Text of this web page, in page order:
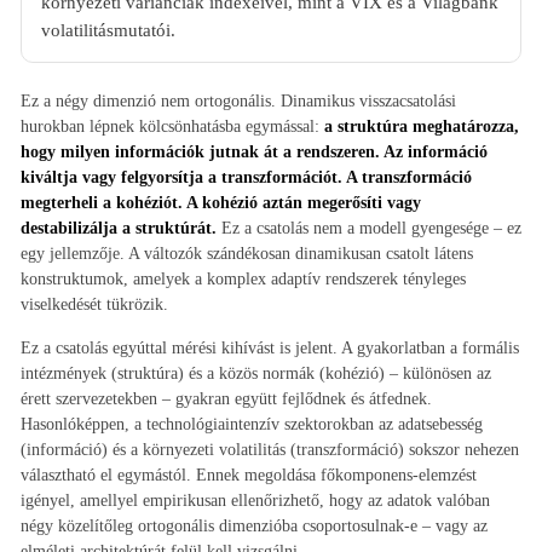
volatilitásmutatói.
Ez a négy dimenzió nem ortogonális. Dinamikus visszacsatolási
hurokban lépnek kölcsönhatásba egymással: a struktúra meghatározza,
hogy milyen információk jutnak át a rendszeren. Az információ
kiváltja vagy felgyorsítja a transzformációt. A transzformáció
megterheli a kohéziót. A kohézió aztán megerősíti vagy
destabilizálja a struktúrát. Ez a csatolás nem a modell gyengesége – ez
egy jellemzője. A változók szándékosan dinamikusan csatolt látens
konstruktumok, amelyek a komplex adaptív rendszerek tényleges
viselkedését tükrözik.
Ez a csatolás egyúttal mérési kihívást is jelent. A gyakorlatban a formális
intézmények (struktúra) és a közös normák (kohézió) – különösen az
érett szervezetekben – gyakran együtt fejlődnek és átfednek.
Hasonlóképpen, a technológiaintenzív szektorokban az adatsebesség
(információ) és a környezeti volatilitás (transzformáció) sokszor nehezen
választható el egymástól. Ennek megoldása főkomponens-elemzést
igényel, amellyel empirikusan ellenőrizhető, hogy az adatok valóban
négy közelítőleg ortogonális dimenzióba csoportosulnak-e – vagy az